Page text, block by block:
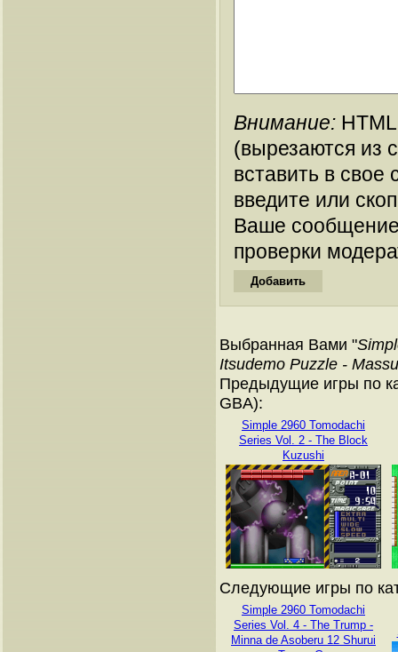
Внимание:
(вырезаются из
вставить в
введите или
Ваше
проверки
Выбранная Вами "
Itsudemo Puzzle -
Предыдущие игры по
GBA):
Simple 2960 Tomodachi
Series Vol. 2 - The Block
Kuzushi
Следующие игры по
Simple 2960 Tomodachi
Series Vol. 4 - The Trump -
Minna de Asoberu 12 Shurui